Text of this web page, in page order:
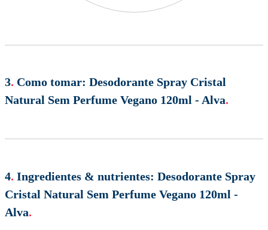
3. Como tomar: Desodorante Spray Cristal
Natural Sem Perfume Vegano 120ml - Alva.
4. Ingredientes & nutrientes: Desodorante Spray
Cristal Natural Sem Perfume Vegano 120ml -
Alva.